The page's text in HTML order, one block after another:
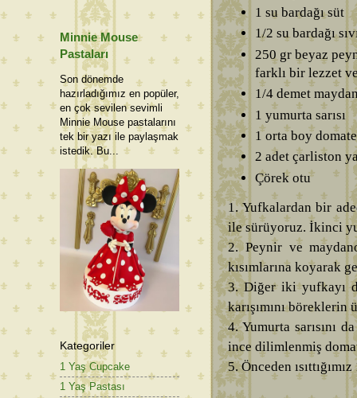
1 su bardağı süt
1/2 su bardağı
250 gr beyaz
farklı bir lezzet
1/4 demet
1 yumurta sarısı
1 orta boy
2 adet çarliston
Çörek otu
1. Yufkalardan bir
ile sürüyoruz. İkinci
2. Peynir ve
kısımlarına koyarak
3. Diğer iki yufkayı
karışımını
4. Yumurta sarısını
ince dilimlenmiş
5. Önceden
Minnie Mouse
Pastaları
Son dönemde
hazırladığımız en popüler,
en çok sevilen sevimli
Minnie Mouse pastalarını
tek bir yazı ile paylaşmak
istedik. Bu...
Kategoriler
1 Yaş Cupcake
1 Yaş Pastası